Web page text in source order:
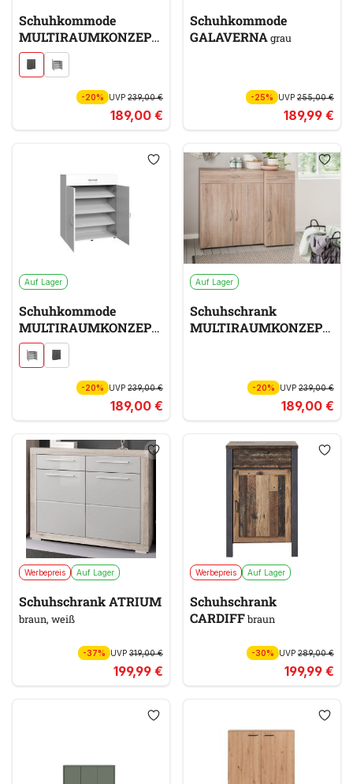
Schuhkommode
MULTIRAUMKONZEPT
grau
-20% UVP 239,00 €
189,00 €
Schuhkommode
GALAVERNAgrau
-25% UVP255,00 €
189,99 €
Auf Lager
Schuhkommode
MULTIRAUMKONZEPT
weiß
-20% UVP 239,00 €
189,00 €
Auf Lager
Schuhschrank
MULTIRAUMKONZEPT
-20% UVP239,00 €
189,00 €
Werbepreis Auf Lager
Schuhschrank ATRIUM
braun, weiß
-37% UVP 319,00 €
199,99 €
Werbepreis Auf Lager
Schuhschrank
CARDIFFbraun
-30% UVP289,00 €
199,99 €